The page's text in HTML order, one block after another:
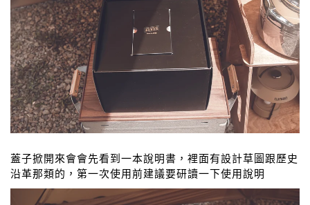
蓋子掀開來會會先看到一本說明書，裡面有設計草圖跟歷史
沿革那類的，第一次使用前建議要研讀一下使用說明